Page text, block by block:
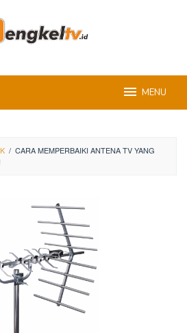
MENU
/ CARA MEMPERBAIKI ANTENA TV YANG